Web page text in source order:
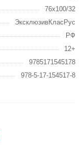
76x100/32
ЭксклюзивКласРус
РФ
12+
9785171545178
978-5-17-154517-8